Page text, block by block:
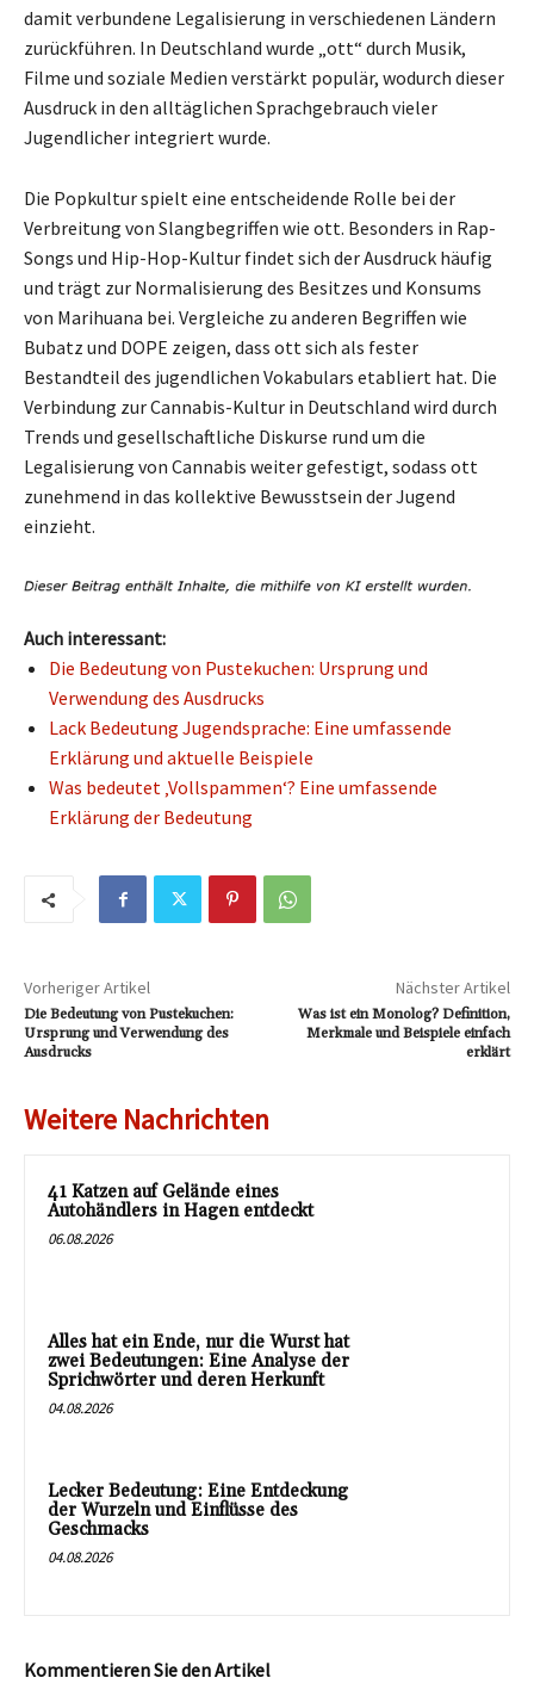
damit verbundene Legalisierung in verschiedenen Ländern
zurückführen. In Deutschland wurde „ott“ durch Musik,
Filme und soziale Medien verstärkt populär, wodurch dieser
Ausdruck in den alltäglichen Sprachgebrauch vieler
Jugendlicher integriert wurde.
Die Popkultur spielt eine entscheidende Rolle bei der
Verbreitung von Slangbegriffen wie ott. Besonders in Rap-
Songs und Hip-Hop-Kultur findet sich der Ausdruck häufig
und trägt zur Normalisierung des Besitzes und Konsums
von Marihuana bei. Vergleiche zu anderen Begriffen wie
Bubatz und DOPE zeigen, dass ott sich als fester
Bestandteil des jugendlichen Vokabulars etabliert hat. Die
Verbindung zur Cannabis-Kultur in Deutschland wird durch
Trends und gesellschaftliche Diskurse rund um die
Legalisierung von Cannabis weiter gefestigt, sodass ott
zunehmend in das kollektive Bewusstsein der Jugend
einzieht.
Auch interessant:
Die Bedeutung von Pustekuchen: Ursprung und
Verwendung des Ausdrucks
Lack Bedeutung Jugendsprache: Eine umfassende
Erklärung und aktuelle Beispiele
Was bedeutet ‚Vollspammen‘? Eine umfassende
Erklärung der Bedeutung
Vorheriger Artikel
Die Bedeutung von Pustekuchen:
Ursprung und Verwendung des
Ausdrucks
Nächster Artikel
Was ist ein Monolog? Definition,
Merkmale und Beispiele einfach
erklärt
Weitere Nachrichten
41 Katzen auf Gelände eines
Autohändlers in Hagen entdeckt
06.08.2026
Alles hat ein Ende, nur die Wurst hat
zwei Bedeutungen: Eine Analyse der
Sprichwörter und deren Herkunft
04.08.2026
Lecker Bedeutung: Eine Entdeckung
der Wurzeln und Einflüsse des
Geschmacks
04.08.2026
Kommentieren Sie den Artikel